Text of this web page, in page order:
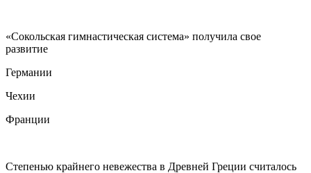
«Сокольская гимнастическая система» получила свое
развитие
Германии
Чехии
Франции
Степенью крайнего невежества в Древней Греции считалось